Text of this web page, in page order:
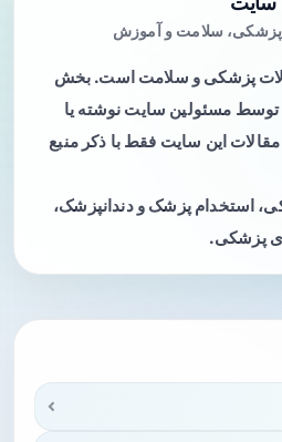
پزشکی، سلامت و آموزش
پزشکی و سلامت است. بخش
توسط مسئولین سایت نوشته یا
این سایت فقط با ذکر منبع
استخدام پزشک و دندانپزشک،